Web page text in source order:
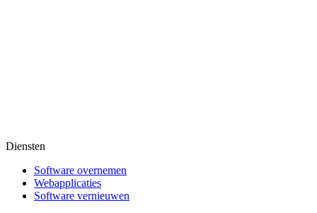
Diensten
Software overnemen
Webapplicaties
Software vernieuwen